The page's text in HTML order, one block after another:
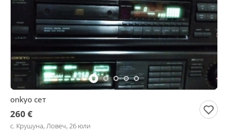
onkyo сет
260 €
с. Крушуна, Ловеч, 26 юли